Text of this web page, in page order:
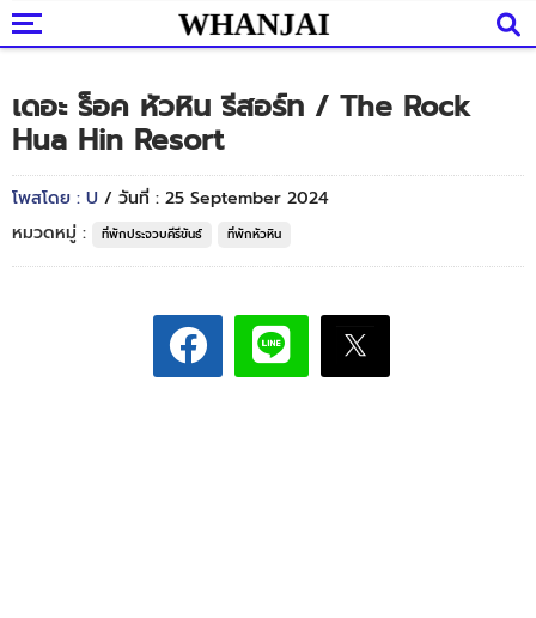
เดอะ ร็อค หัวหิน รีสอร์ท / The Rock
Hua Hin Resort
โพสโดย : U / วันที่ : 25 September 2024
หมวดหมู่ :
ที่พักประจวบคีรีขันธ์ ที่พักหัวหิน